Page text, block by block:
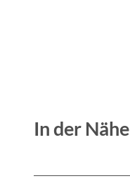
In der Nähe